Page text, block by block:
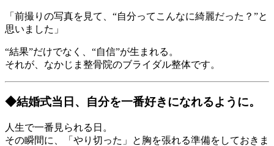
「前撮りの写真を見て、“自分ってこんなに綺麗だった？”と
思いました」
“結果”だけでなく、“自信”が生まれる。
それが、なかじま整骨院のブライダル整体です。
◆結婚式当日、自分を一番好きになれるように。
人生で一番見られる日。
その瞬間に、「やり切った」と胸を張れる準備をしておきま